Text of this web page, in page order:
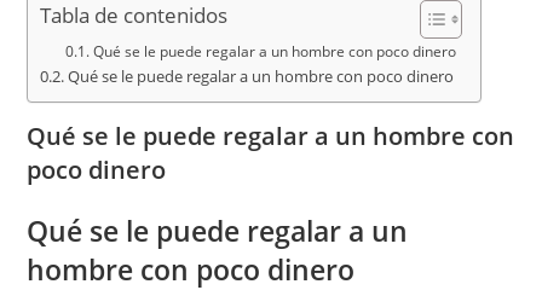
Tabla de contenidos
Qué se le puede regalar a un hombre con poco dinero
Qué se le puede regalar a un hombre con poco dinero
Qué se le puede regalar a un hombre con
poco dinero
Qué se le puede regalar a un
hombre con poco dinero